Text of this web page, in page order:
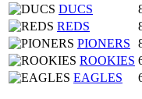
DUCS
REDS
PIONERS
ROOKIES
EAGLES